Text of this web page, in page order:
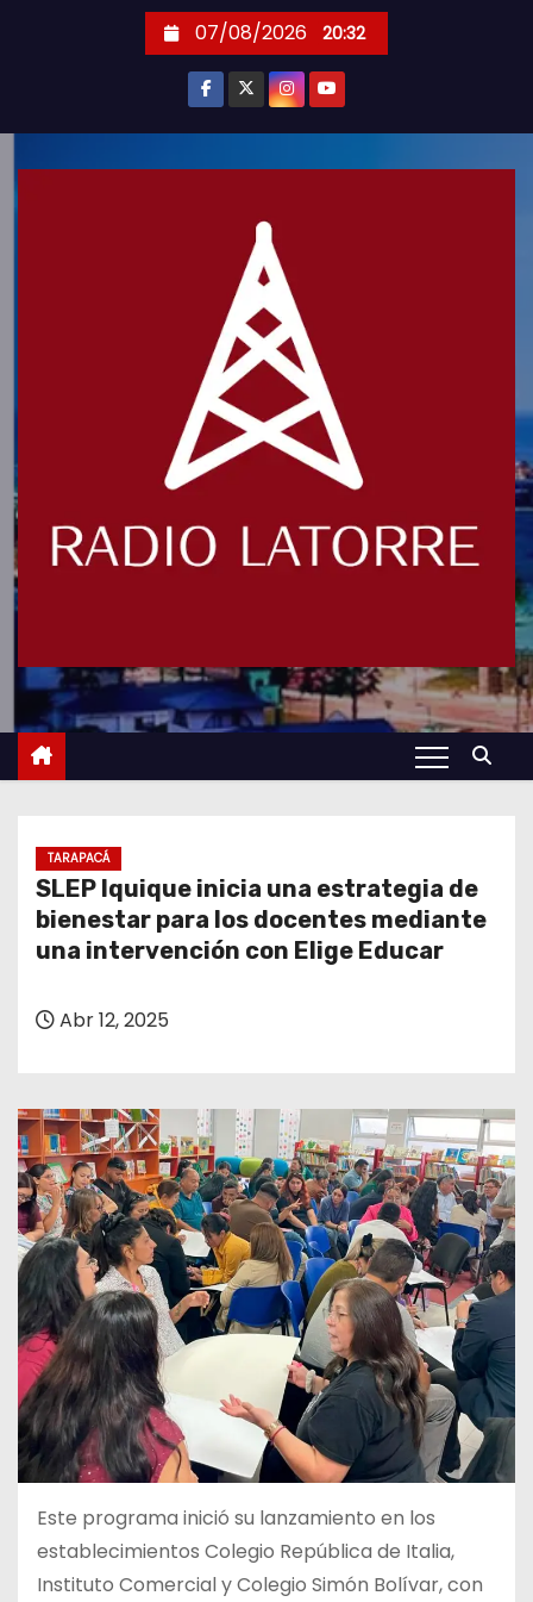
07/08/2026 20:32
TARAPACÁ
SLEP Iquique inicia una estrategia de
bienestar para los docentes mediante
una intervención con Elige Educar
Abr 12, 2025
Este programa inició su lanzamiento en los
establecimientos Colegio República de Italia,
Instituto Comercial y Colegio Simón Bolívar, con